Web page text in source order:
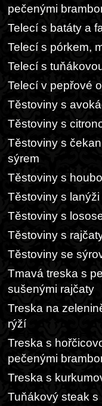
pečenými
Telecí s batáty a
Telecí s pórkem,
Telecí s
Telecí v pepřové
Těstoviny s
Těstoviny s
Těstoviny s
sýrem
Těstoviny s
Těstoviny s lanýži
Těstoviny s
Těstoviny s
Těstoviny se
Tmavá treska s
sušenými rajčaty
Treska na
rýží
Treska s
pečenými
Treska s
Tuňákový steak s